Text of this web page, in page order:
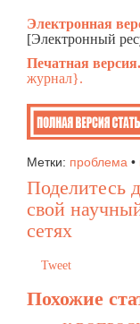
Электронная
[Электронный
Печатная версия.
журнал}.
Метки: проблема •
Поделитесь
свой
сетях
Tweet
Похожие